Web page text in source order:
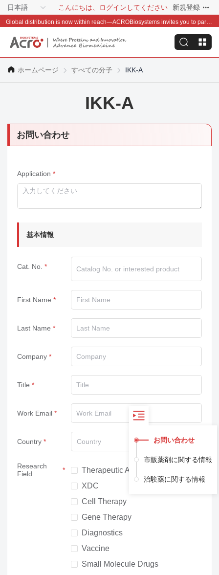
日本語 こんにちは、ログインしてください 新規登録
Global distribution is now within reach—ACROBiosystems invites you to partner with us~
ホームページ すべての分子 IKK-A
IKK-A
お問い合わせ
Application
基本情報
Cat. No.
First Name
Last Name
Company
Title
Work Email
Country Country
Research
Field
Therapeutic Antibodies
XDC
Cell Therapy
Gene Therapy
Diagnostics
Vaccine
Small Molecule Drugs
お問い合わせ
市販薬剤に関する情報
治験薬に関する情報